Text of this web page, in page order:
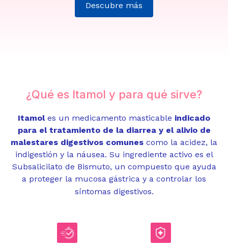
Descubre más
¿Qué es Itamol y para qué sirve?
Itamoles un medicamento masticable indicado
para el tratamiento de la diarrea y el alivio de
malestares digestivos comunes como la acidez, la
indigestión y la náusea. Su ingrediente activo es el
Subsalicilato de Bismuto, un compuesto que ayuda
a proteger la mucosa gástrica y a controlar los
síntomas digestivos.